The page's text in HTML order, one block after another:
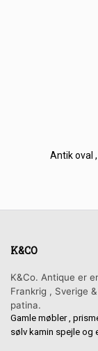
Antik oval
K&CO
K&Co. Antique er
Frankrig , Sverige
patina.
Gamle møbler ,
sølv kamin spejle og